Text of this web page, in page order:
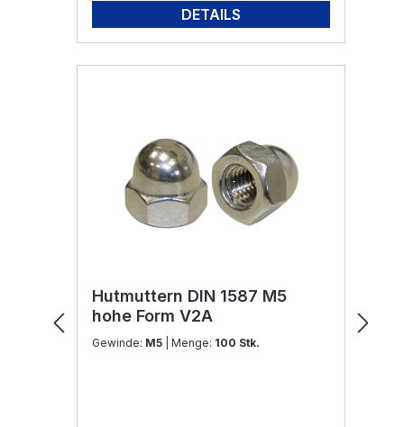
DETAILS
Hutmuttern DIN 1587 M5
hohe Form V2A
Gewinde: M5 | Menge: 100 Stk.